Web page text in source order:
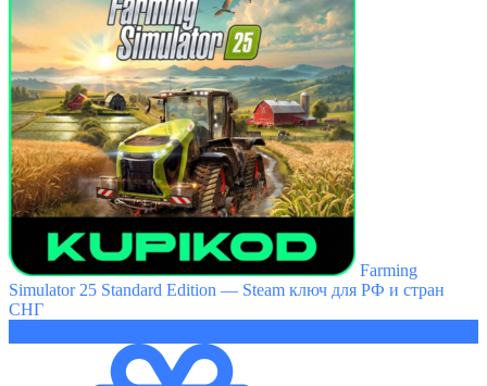
Farming
Simulator 25 Standard Edition — Steam ключ для РФ и стран
СНГ